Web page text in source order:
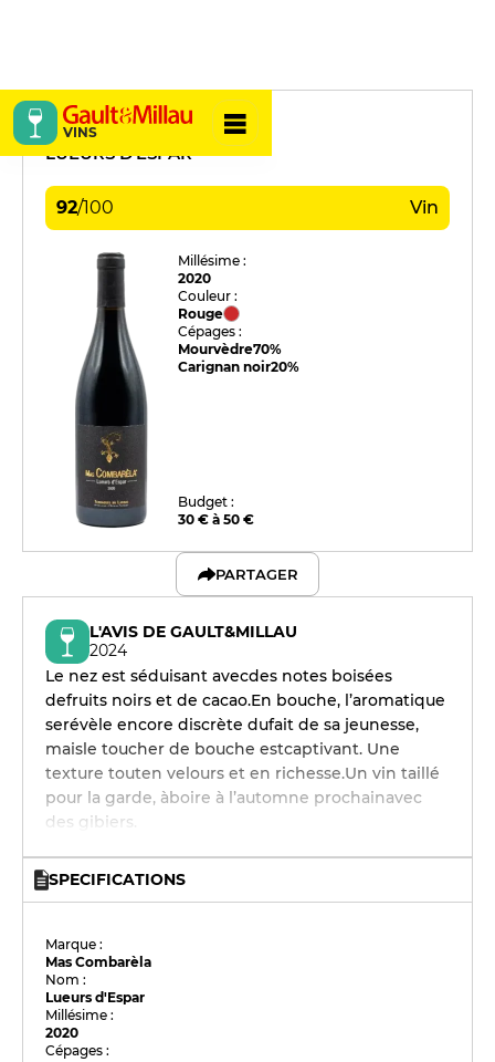
VINS
Mas Combarèla
LUEURS D'ESPAR
92/100 Vin
Millésime :
2020
Couleur :
Rouge
Cépages :
Mourvèdre70%
Carignan noir20%
Budget :
30 € à 50 €
PARTAGER
L'AVIS DE GAULT&MILLAU
2024
Le nez est séduisant avecdes notes boisées
defruits noirs et de cacao.En bouche, l’aromatique
serévèle encore discrète dufait de sa jeunesse,
maisle toucher de bouche estcaptivant. Une
texture touten velours et en richesse.Un vin taillé
pour la garde, àboire à l’automne prochainavec
des gibiers.
SPECIFICATIONS
Marque :
Mas Combarèla
Nom :
Lueurs d'Espar
Millésime :
2020
Cépages :